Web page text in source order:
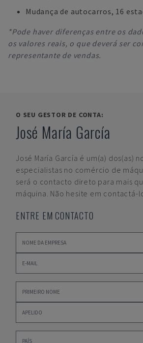
Mudança de autocarros, 16
*Pode haver diferenças entre os
os valores reais, o que deverá ser
representante de vendas.
O SEU GESTOR DE CONTA:
José María García
José María García é um(a) dos(as)
especialistas no comércio de
será o contacto direto para mais
máquina. Não hesite em contactá-
ENTRE EM CONTACTO